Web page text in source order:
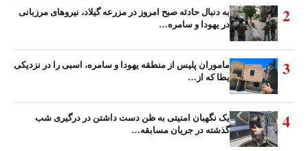
2
به دنبال حادثه صبح امروز در مزرعه گیلاد، نیروهای مرزبانی
در یهودا و سامره…
3
ماموران پلیس از منطقه یهودا و سامره، اسبی را در نزدیکی
یطا که از…
4
یک نگهبان امنیتی به ظن دست داشتن در درگیری شب
گذشته در جریان مسابقه…